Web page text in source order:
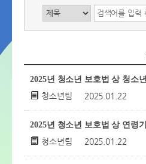
2025년 청소년 보호법 상 청소
청소년팀 2025.01.22
2025년 청소년 보호법 상 연령
청소년팀 2025.01.22